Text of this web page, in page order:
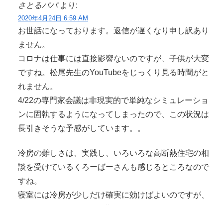
さとるパパ より:
2020年4月24日 6:59 AM
お世話になっております。返信が遅くなり申し訳あり
ません。
コロナは仕事には直接影響ないのですが、子供が大変
ですね。松尾先生のYouTubeをじっくり見る時間がと
れません。
4/22の専門家会議は非現実的で単純なシミュレーショ
ンに固執するようになってしまったので、この状況は
長引きそうな予感がしています。。
冷房の難しさは、実践し、いろいろな高断熱住宅の相
談を受けているくろーばーさんも感じるところなので
すね。
寝室には冷房が少しだけ確実に効けばよいのですが、